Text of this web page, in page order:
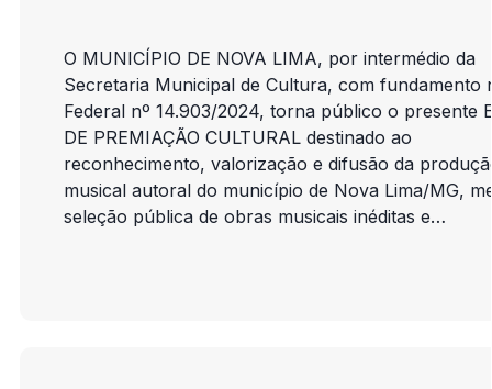
O MUNICÍPIO DE NOVA LIMA, por intermédio da
Secretaria Municipal de Cultura, com fundamento
Federal nº 14.903/2024, torna público o presente
DE PREMIAÇÃO CULTURAL destinado ao
reconhecimento, valorização e difusão da
musical autoral do município de Nova Lima/MG,
seleção pública de obras musicais inéditas e